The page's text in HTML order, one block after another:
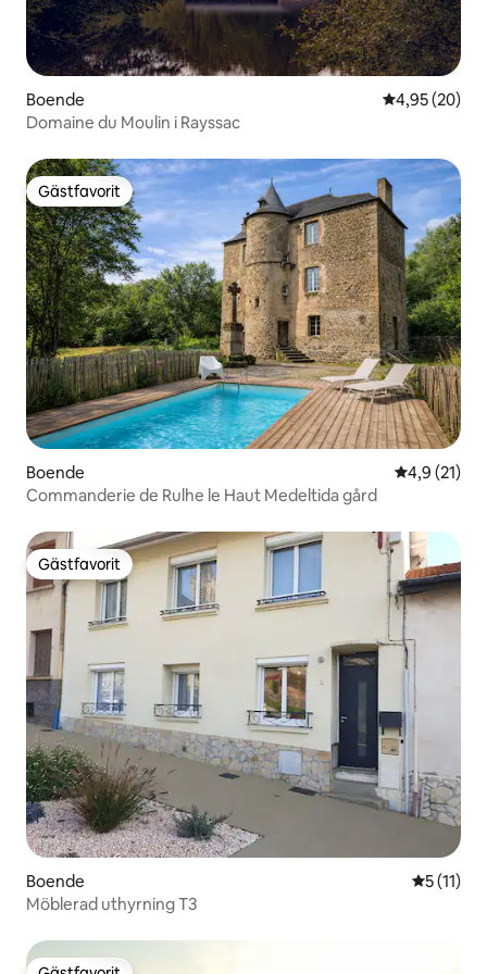
Boende 4,95 av 5 i
4,95 (20)
Domaine du Moulin i Rayssac
Gästfavorit
Gästfavorit
Boende 4,9 av 5 i
4,9 (21)
Commanderie de Rulhe le Haut Medeltida gård
Gästfavorit
Gästfavorit
Boende 5 av 5 i
5 (11)
Möblerad uthyrning T3